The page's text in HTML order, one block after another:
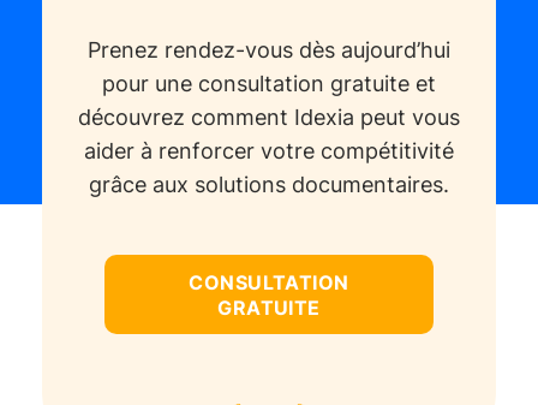
Prenez rendez-vous dès aujourd’hui
pour une consultation gratuite et
découvrez comment Idexia peut vous
aider à renforcer votre compétitivité
grâce aux solutions documentaires.
CONSULTATION
GRATUITE